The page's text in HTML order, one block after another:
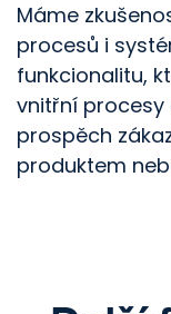
Máme
procesů i
funkcionalitu,
vnitřní
prospěch
produktem